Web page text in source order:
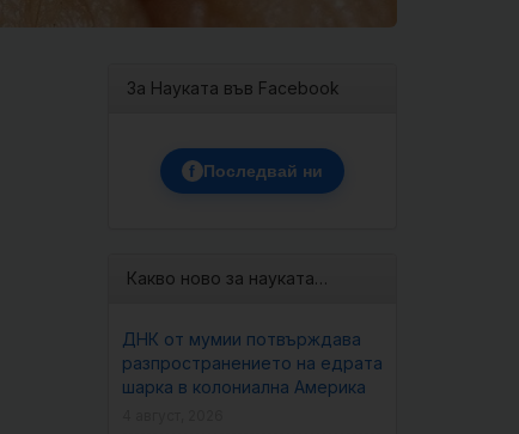
За Науката във Facebook
f Последвай ни
Какво ново за науката…
ДНК от мумии потвърждава
разпространението на едрата
шарка в колониална Америка